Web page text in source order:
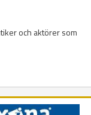
och aktörer som